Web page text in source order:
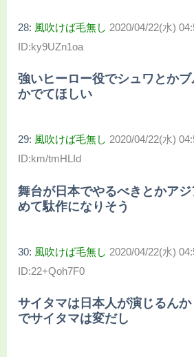
28: 風吹けば毛無し 2020/04/22(水)
ID:ky9UZn1oa
強いヒーロー役でシュワとか
かでてほしい
29: 風吹けば毛無し 2020/04/22(水)
ID:km/tmHLId
舞台が日本でやるべきとかア
めて駄作になりそう
30: 風吹けば毛無し 2020/04/22(水)
ID:22+Qoh7F0
サイタマは日本人が演じるん
でサイタマは変だし